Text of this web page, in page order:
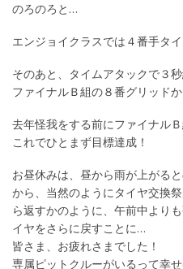
のろのろと…
エンジョイクラスでは４番手タイ
そのあと、タイムアタックで３
ファイナルＢ組の８番グリッド
去年怪我をする前にファイナル
これでひとまず目標達成！
お昼休みは、昼から雨が上がる
から、当然のようにタイヤ交換
ら返すかのように、午前中より
イヤをさらに戻すことに…
皆さま、お疲れさまでした！
専属ピットクルーがいるって幸